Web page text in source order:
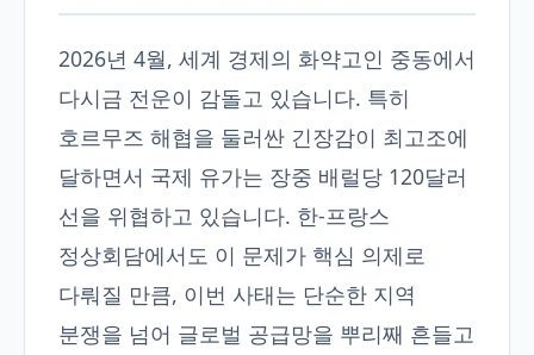
2026년 4월, 세계 경제의 화약고인 중동에서
다시금 전운이 감돌고 있습니다. 특히
호르무즈 해협을 둘러싼 긴장감이 최고조에
달하면서 국제 유가는 장중 배럴당 120달러
선을 위협하고 있습니다. 한-프랑스
정상회담에서도 이 문제가 핵심 의제로
다뤄질 만큼, 이번 사태는 단순한 지역
분쟁을 넘어 글로벌 공급망을 뿌리째 흔들고